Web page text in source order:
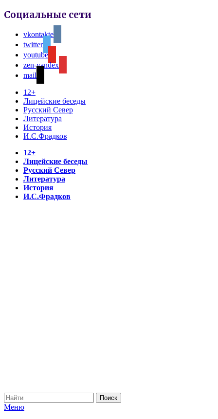
Социальные сети
vkontakte
twitter
youtube
zen-yandex
mail
12+
Лицейские беседы
Русский Север
Литература
История
И.С.Фрадков
12+
Лицейские беседы
Русский Север
Литература
История
И.С.Фрадков
Меню